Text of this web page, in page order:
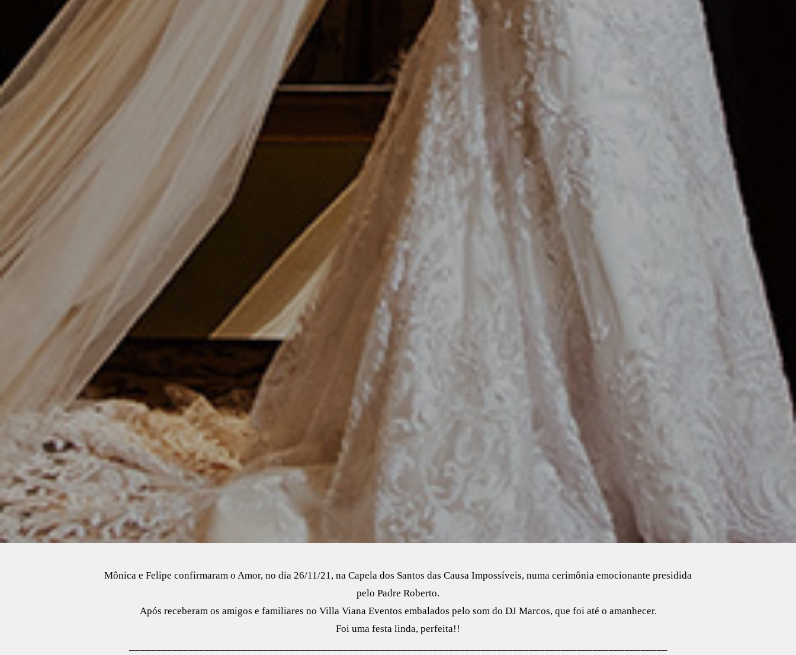
Mônica e Felipe confirmaram o Amor, no dia 26/11/21, na Capela dos Santos das Causa Impossíveis, numa cerimônia emocionante presidida
pelo Padre Roberto.
Após receberam os amigos e familiares no Villa Viana Eventos embalados pelo som do DJ Marcos, que foi até o amanhecer.
Foi uma festa linda, perfeita!!